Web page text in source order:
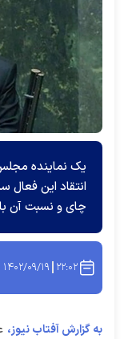
یک نماینده
انتقاد این فعال
چای و نسبت آن
۲۲:۰۲ ۱۴۰۲/۰۹/۱۹
به گزارش آفتاب نیوز،